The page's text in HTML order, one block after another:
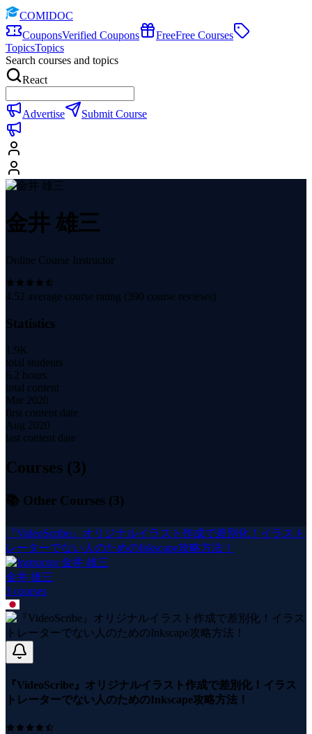
COMIDOC
CouponsVerified Coupons FreeFree Courses
TopicsTopics
Search courses and topics
React
Advertise Submit Course
金井 雄三
Online Course Instructor
4.52 average course rating (390 course reviews)
Statistics
1.9K
total students
6.2 hours
total content
Mar 2020
first content date
Aug 2020
last content date
Courses (3)
📚 Other Courses (3)
『VideoScribe』オリジナルイラスト作成で差別化！イラスト
レーターでない人のためのInkscape攻略方法！
金井 雄三
3 courses
『VideoScribe』オリジナルイラスト作成で差別化！イラス
トレーターでない人のためのInkscape攻略方法！